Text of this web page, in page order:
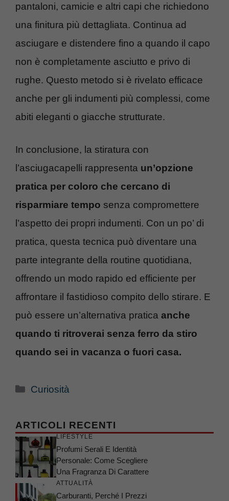
pantaloni, camicie e altri capi che richiedono
una finitura più dettagliata. Continua ad
asciugare e distendere fino a quando il capo
non è completamente asciutto e privo di
rughe. Questo metodo si è rivelato efficace
anche per gli indumenti più complessi, come
abiti eleganti o giacche strutturate.
In conclusione, la stiratura con
l’asciugacapelli rappresenta un’opzione
pratica per coloro che cercano di
risparmiare tempo senza compromettere
l’aspetto dei propri indumenti. Con un po’ di
pratica, questa tecnica può diventare una
parte integrante della routine quotidiana,
offrendo un modo rapido ed efficiente per
affrontare il fastidioso compito dello stirare. E
può essere un’alternativa pratica anche
quando ti ritroverai senza ferro da stiro
quando sei in vacanza o fuori casa.
Categorie
Curiosità
ARTICOLI RECENTI
LIFESTYLE
Profumi Serali E Identità
Personale: Come Scegliere
Una Fragranza Di Carattere
ATTUALITÀ
Carburanti, Perché I Prezzi